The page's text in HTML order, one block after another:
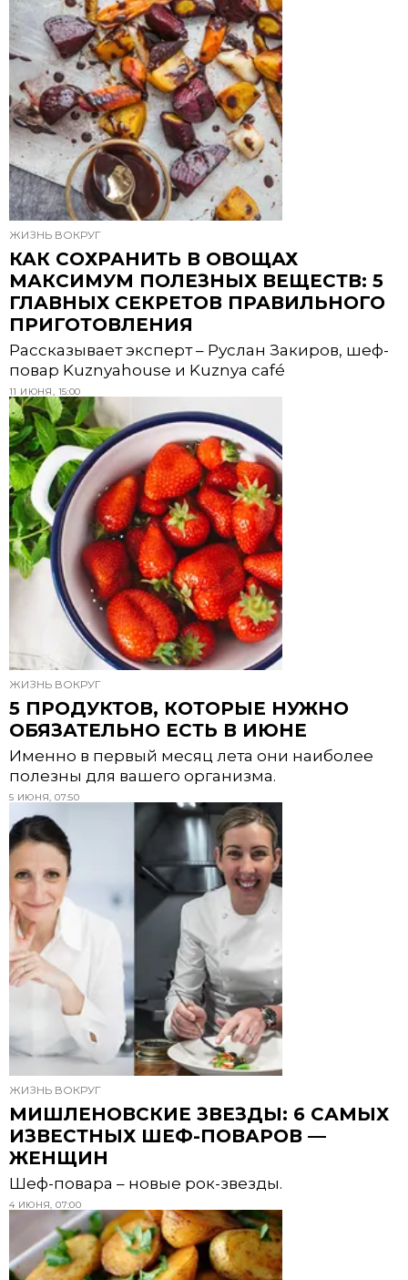
ЖИЗНЬ ВОКРУГ
КАК СОХРАНИТЬ В ОВОЩАХ
МАКСИМУМ ПОЛЕЗНЫХ ВЕЩЕСТВ: 5
ГЛАВНЫХ СЕКРЕТОВ ПРАВИЛЬНОГО
ПРИГОТОВЛЕНИЯ
Рассказывает эксперт – Руслан Закиров, шеф-
повар Kuznyahouse и Kuznya café
11 ИЮНЯ, 15:00
ЖИЗНЬ ВОКРУГ
5 ПРОДУКТОВ, КОТОРЫЕ НУЖНО
ОБЯЗАТЕЛЬНО ЕСТЬ В ИЮНЕ
Именно в первый месяц лета они наиболее
полезны для вашего организма.
5 ИЮНЯ, 07:50
ЖИЗНЬ ВОКРУГ
МИШЛЕНОВСКИЕ ЗВЕЗДЫ: 6 САМЫХ
ИЗВЕСТНЫХ ШЕФ-ПОВАРОВ —
ЖЕНЩИН
Шеф-повара – новые рок-звезды.
4 ИЮНЯ, 07:00